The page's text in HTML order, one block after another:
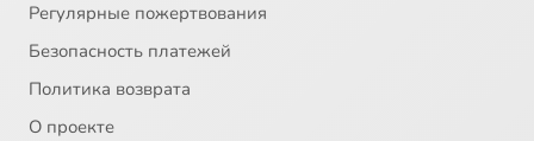
Регулярные пожертвования
Безопасность платежей
Политика возврата
О проекте